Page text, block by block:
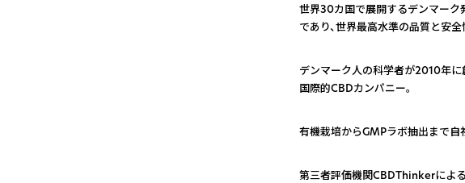
世界30カ国で展開するデンマーク
であり、世界最高水準の品質と安
デンマーク人の科学者が2010年に
国際的CBDカンパニー。
有機栽培からGMPラボ抽出まで自
第三者評価機関CBDThinkerによ